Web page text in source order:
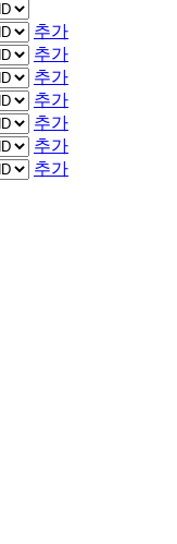
추가
추가
추가
추가
추가
추가
추가